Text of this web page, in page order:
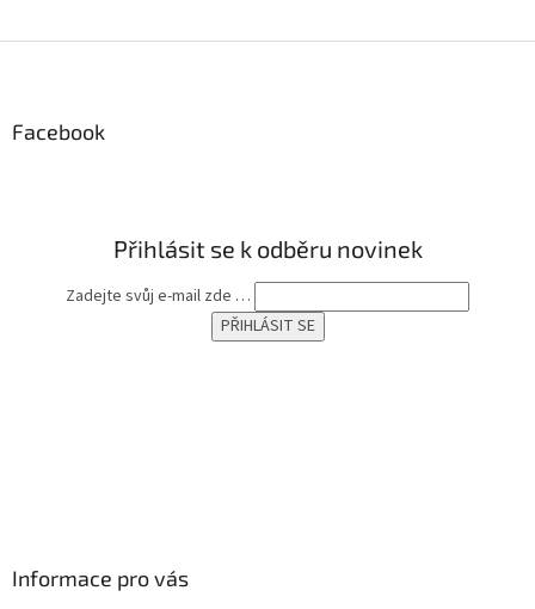
Facebook
Přihlásit se k odběru novinek
Zadejte svůj e-mail zde …
Informace pro vás